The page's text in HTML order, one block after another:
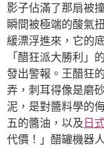
影子佔滿了那扇被
瞬間被極端的酸氣
緩漂浮進來，它的
「醋狂派大勝利」
發出警報。王醋狂
弄，刺耳得像是磨
泥，是對醬料學的
五的醬油，以及 日
代價！」醋罐機器